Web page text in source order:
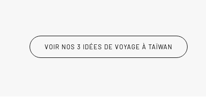
VOIR NOS 3 IDÉES DE VOYAGE À TAÏWAN